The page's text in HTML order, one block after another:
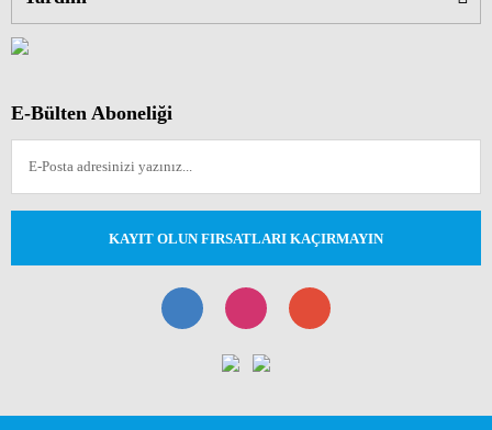
E-Bülten Aboneliği
KAYIT OLUN FIRSATLARI KAÇIRMAYIN